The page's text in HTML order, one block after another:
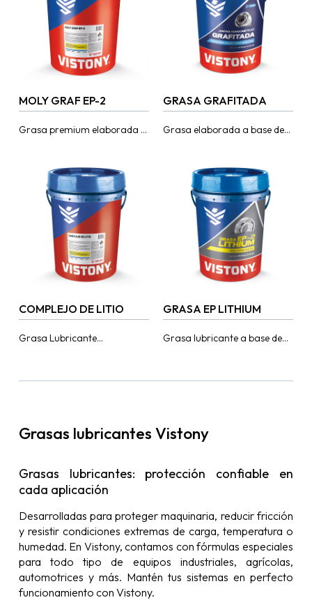
MOLY GRAF EP-2
Grasa premium elaborada a
viscosidad, aditivos de
extrema...
GRASA GRAFITADA
Grasa elaborada a base de
minerales seleccionados.
Posee además...
COMPLEJO DE LITIO
Grasa Lubricante
GRASA EP LITHIUM
Grasa lubricante a base de
Grasas lubricantes Vistony
Grasas lubricantes: protección confiable en
cada aplicación
Desarrolladas para proteger maquinaria, reducir fricción
y resistir condiciones extremas de carga, temperatura o
humedad. En Vistony, contamos con fórmulas especiales
para todo tipo de equipos industriales, agrícolas,
automotrices y más. Mantén tus sistemas en perfecto
funcionamiento con Vistony.